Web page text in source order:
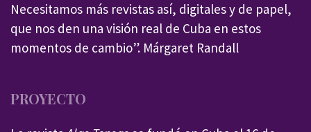
Necesitamos más revistas así, digitales y de papel,
que nos den una visión real de Cuba en estos
momentos de cambio”. Márgaret Randall
PROYECTO